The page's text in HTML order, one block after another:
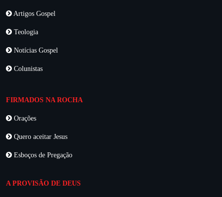
Artigos Gospel
Teologia
Notícias Gospel
Colunistas
FIRMADOS NA ROCHA
Orações
Quero aceitar Jesus
Esboços de Pregação
A PROVISÃO DE DEUS